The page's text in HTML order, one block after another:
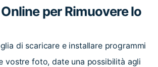
per Rimuovere lo
di scaricare e installare programmi
vostre foto, date una possibilità agli